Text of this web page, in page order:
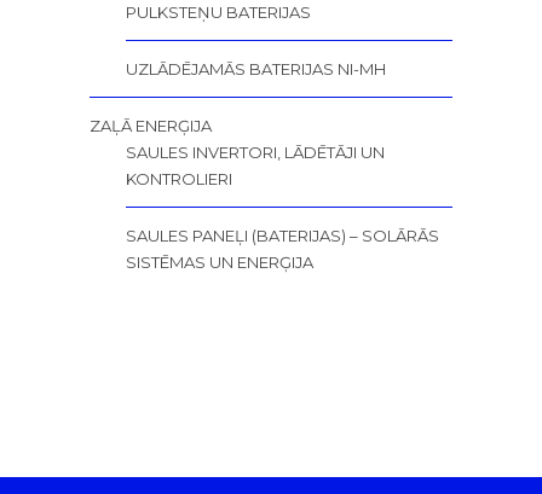
PULKSTEŅU BATERIJAS
UZLĀDĒJAMĀS BATERIJAS NI-MH
ZAĻĀ ENERĢIJA
SAULES INVERTORI, LĀDĒTĀJI UN
KONTROLIERI
SAULES PANEĻI (BATERIJAS) – SOLĀRĀS
SISTĒMAS UN ENERĢIJA